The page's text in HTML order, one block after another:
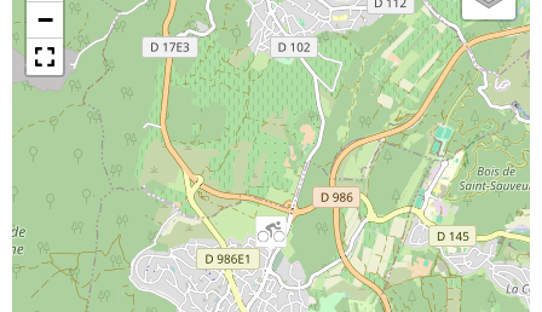
Horodatage Photos
−